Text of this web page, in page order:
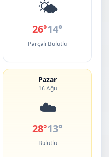
🌤️
26°14°
Parçalı Bulutlu
Pazar
16 Ağu
☁️
28°13°
Bulutlu